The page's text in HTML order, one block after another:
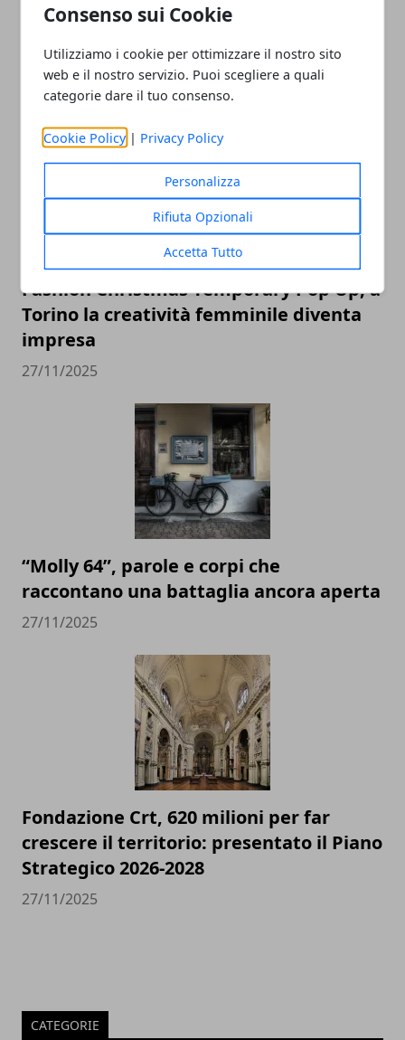
Consenso sui Cookie
Utilizziamo i cookie per ottimizzare il nostro sito
web e il nostro servizio. Puoi scegliere a quali
categorie dare il tuo consenso.
Cookie Policy | Privacy Policy
Personalizza
Rifiuta Opzionali
Accetta Tutto
ARTICOLI CORRELATI
Fashion Christmas Temporary Pop Up, a
Torino la creatività femminile diventa
impresa
27/11/2025
“Molly 64”, parole e corpi che
raccontano una battaglia ancora aperta
27/11/2025
Fondazione Crt, 620 milioni per far
crescere il territorio: presentato il Piano
Strategico 2026-2028
27/11/2025
CATEGORIE